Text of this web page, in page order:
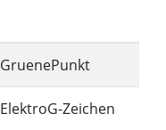
GruenePunkt
ElektroG-Zeichen